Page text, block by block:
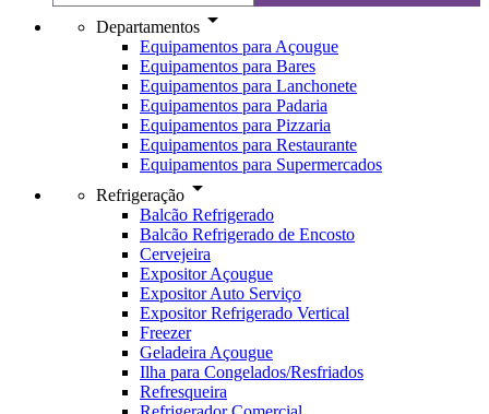
Departamentos arrow_drop_down
Equipamentos para Açougue
Equipamentos para Bares
Equipamentos para Lanchonete
Equipamentos para Padaria
Equipamentos para Pizzaria
Equipamentos para Restaurante
Equipamentos para Supermercados
Refrigeração arrow_drop_down
Balcão Refrigerado
Balcão Refrigerado de Encosto
Cervejeira
Expositor Açougue
Expositor Auto Serviço
Expositor Refrigerado Vertical
Freezer
Geladeira Açougue
Ilha para Congelados/Resfriados
Refresqueira